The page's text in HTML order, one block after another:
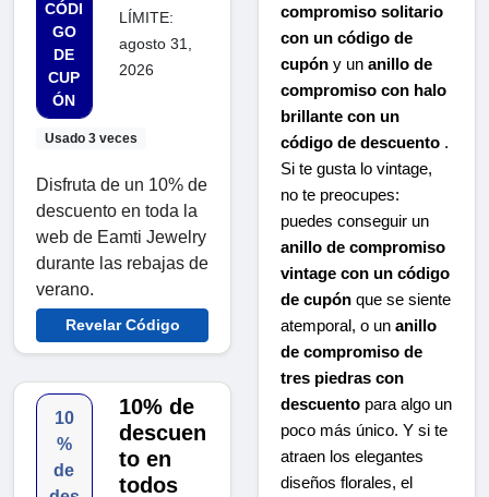
CÓDI
GO
DE
CUP
ÓN
Usado 3 veces
LÍMITE:
agosto 31,
2026
Disfruta de un 10% de
descuento en toda la
web de Eamti Jewelry
durante las rebajas de
verano.
Revelar Código
10
%
de
10% de
descuen
to en
todos
compromiso solitario
con un código de
cupón y un anillo de
compromiso con halo
brillante con un
código de descuento .
Si te gusta lo vintage,
no te preocupes:
puedes conseguir un
anillo de compromiso
vintage con un código
de cupón que se siente
atemporal, o un anillo
de compromiso de
tres piedras con
descuento para algo un
poco más único. Y si te
atraen los elegantes
diseños florales, el